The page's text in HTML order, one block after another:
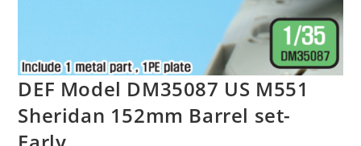
DEF Model DM35087 US M551
Sheridan 152mm Barrel set-